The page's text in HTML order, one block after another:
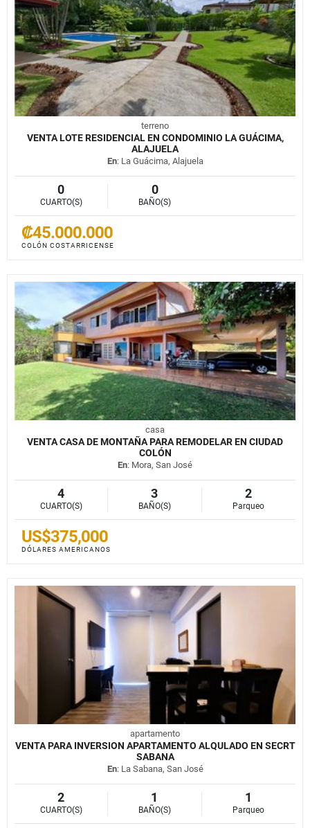
terreno
VENTA LOTE RESIDENCIAL EN CONDOMINIO LA GUÁCIMA,
ALAJUELA
En: La Guácima, Alajuela
0
CUARTO(S)
0
BAÑO(S)
₡45.000.000
COLÓN COSTARRICENSE
casa
VENTA CASA DE MONTAÑA PARA REMODELAR EN CIUDAD
COLÓN
En: Mora, San José
4
CUARTO(S)
3
BAÑO(S)
2
Parqueo
US$375,000
DÓLARES AMERICANOS
apartamento
VENTA PARA INVERSION APARTAMENTO ALQULADO EN SECRT
SABANA
En: La Sabana, San José
2
CUARTO(S)
1
BAÑO(S)
1
Parqueo